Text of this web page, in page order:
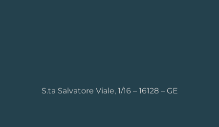
S.ta Salvatore Viale, 1/16 – 16128 – GE